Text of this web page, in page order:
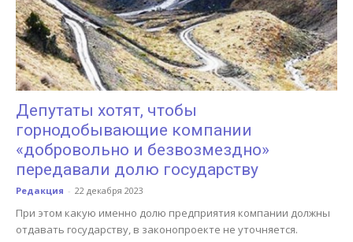
Депутаты хотят, чтобы
горнодобывающие компании
«добровольно и безвозмездно»
передавали долю государству
Редакция - 22 декабря 2023
При этом какую именно долю предприятия компании должны
отдавать государству, в законопроекте не уточняется.